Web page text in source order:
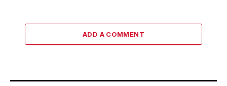
ADD A COMMENT